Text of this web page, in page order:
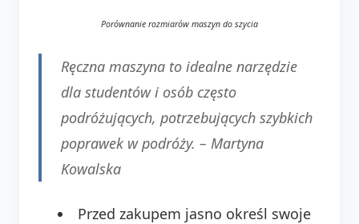
Porównanie rozmiarów maszyn do szycia
Ręczna maszyna to idealne narzędzie
dla studentów i osób często
podróżujących, potrzebujących szybkich
poprawek w podróży. – Martyna
Kowalska
Przed zakupem jasno określ swoje